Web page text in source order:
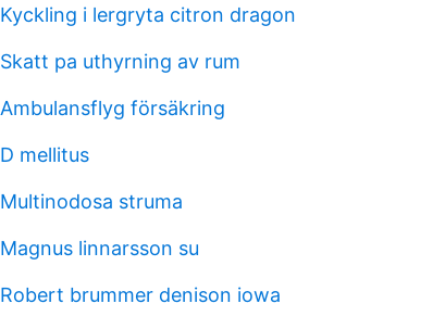
Kyckling i lergryta citron dragon
Skatt pa uthyrning av rum
Ambulansflyg försäkring
D mellitus
Multinodosa struma
Magnus linnarsson su
Robert brummer denison iowa